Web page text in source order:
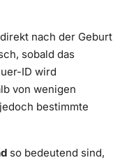
nach der Geburt
sobald das
ID wird
von wenigen
bestimmte
so bedeutend sind,